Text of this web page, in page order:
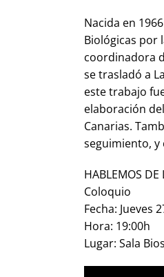
Nacida en
Biológicas por
coordinadora
se trasladó a
este trabajo
elaboración
Canarias.
seguimiento, y
HABLEMOS DE
Coloquio
Fecha: Jueves
Hora: 19:00h
Lugar: Sala